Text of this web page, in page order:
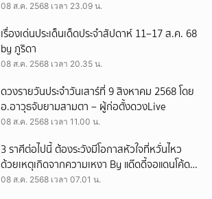
08 ส.ค. 2568 เวลา 23.09 น.
เรื่องเด่นประเด็นเด็ดประจำสัปดาห์ 11–17 ส.ค. 68
by ภูริดา
08 ส.ค. 2568 เวลา 20.35 น.
ดวงรายวันประจำวันเสาร์ที่ 9 สิงหาคม 2568 โดย
อ.อาวุธจับยามสามตา – ผู้ก่อตั้งดวงLive
08 ส.ค. 2568 เวลา 11.00 น.
3 ราศีต่อไปนี้ ต้องระวังมีโอกาสหัวใจที่หวั่นไหว
ด้วยเหตุเกิดจากความเหงา By แด๊ดดี้จอแดนโค้ด
ชีวิตพลิกชะตา
08 ส.ค. 2568 เวลา 07.01 น.